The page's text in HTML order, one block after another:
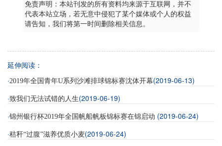
免责声明：本站刊发的所有资料均来源于互联网，并不
代表本站立场，若无意中侵犯了某个媒体或个人的权益
请告知，我们将第一时间删除相关信息。
延伸阅读：
·2019年全国青年U系列沙滩排球锦标赛沈体开幕(2019-06-13)
·致我们无法试错的人生(2019-06-19)
·锦州银行杯2019年全国帆船帆板锦标赛在锦启动 (2019-06-24)
·秸秆“过腹”滋养优质小麦(2019-06-24)